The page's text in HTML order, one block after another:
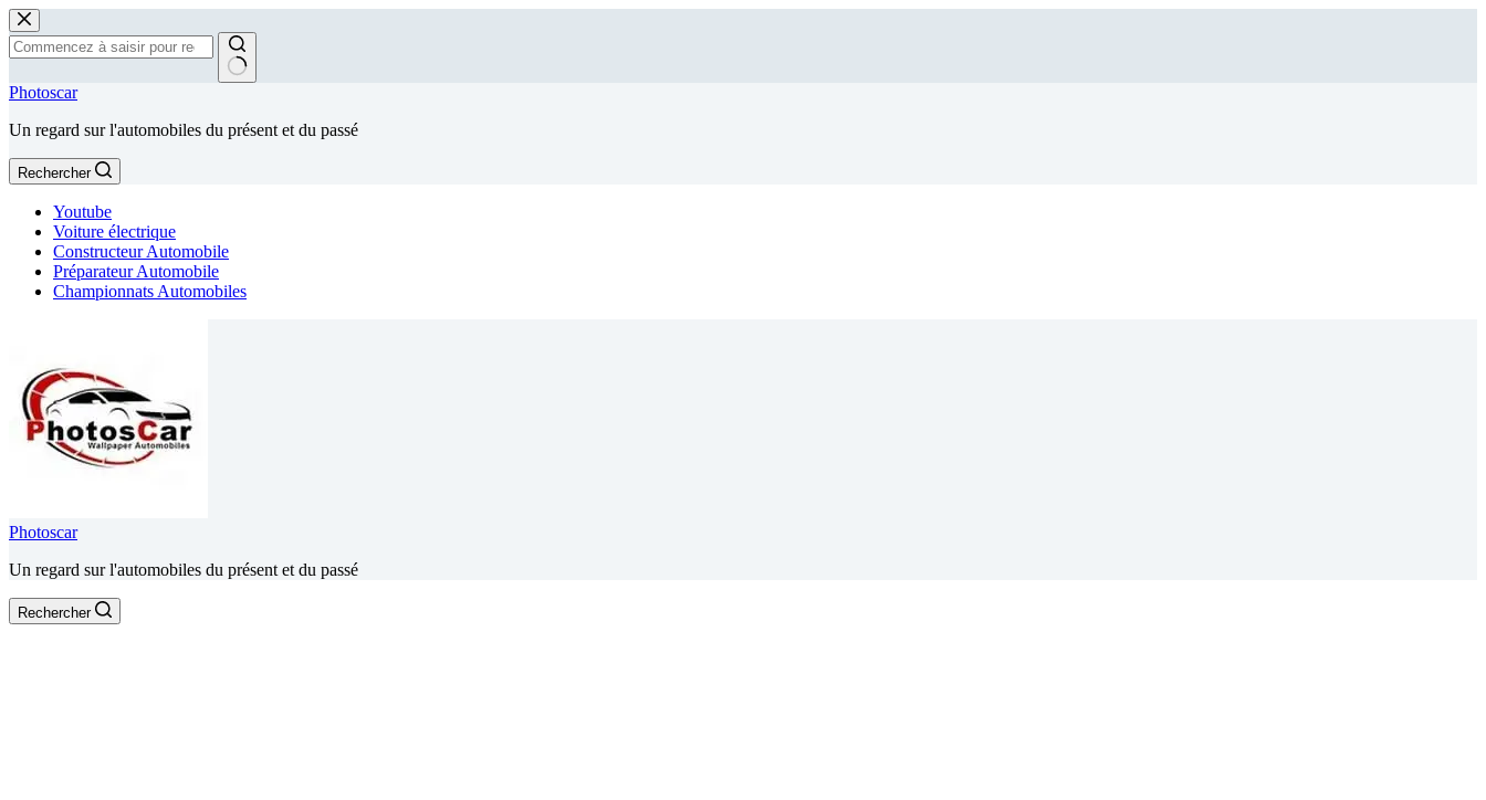
Passer
au
contenu
Aucun
Photoscar
Un regard sur l'automobiles du présent et du passé
Rechercher
Youtube
Voiture électrique
Constructeur Automobile
Préparateur Automobile
Championnats Automobiles
Photoscar
Un regard sur l'automobiles du présent et du passé
Rechercher